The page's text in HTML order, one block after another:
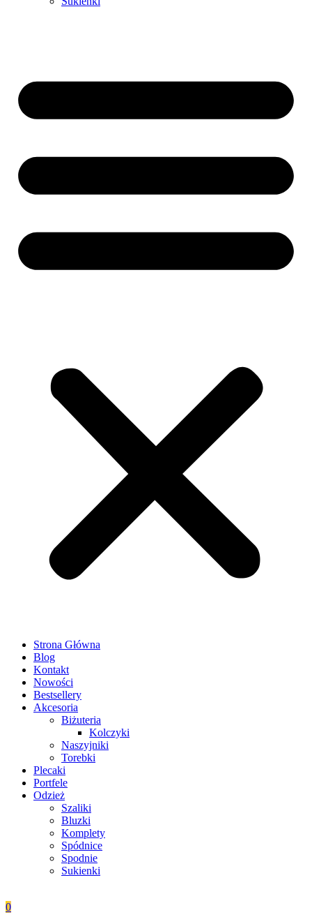
Strona Główna
Blog
Kontakt
Nowości
Bestsellery
Akcesoria
Biżuteria
Kolczyki
Naszyjniki
Torebki
Plecaki
Portfele
Odzież
Szaliki
Bluzki
Komplety
Spódnice
Spodnie
Sukienki
0